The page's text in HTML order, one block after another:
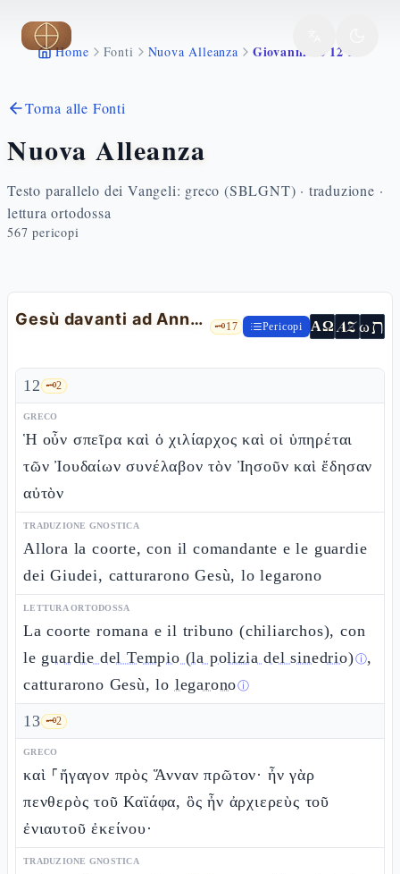
Vai al contenuto principale
Home Fonti Nuova Alleanza Giovanni 18 12 27
Torna alle Fonti
Nuova Alleanza
Testo parallelo dei Vangeli: greco (SBLGNT) · traduzione ·
lettura ortodossa
567 pericopi
Gesù davanti ad Anna e Caifa. Il rinnegamento di Pietro 🗝️17 Pericopi ΑΩ AZωת
12 🗝️2
GRECO
Ἡ οὖν σπεῖρα καὶ ὁ χιλίαρχος καὶ οἱ ὑπηρέται
τῶν Ἰουδαίων συνέλαβον τὸν Ἰησοῦν καὶ ἔδησαν
αὐτὸν
TRADUZIONE GNOSTICA
Allora la coorte, con il comandante e le guardie
dei Giudei, catturarono Gesù, lo legarono
LETTURA ORTODOSSA
La coorte romana e il tribuno (chiliarchos), con
le guardie del Tempio (la polizia del sinedrio)ⓘ,
catturarono Gesù, lo legaronoⓘ
13 🗝️2
GRECO
καὶ ⸀ἤγαγον πρὸς Ἅνναν πρῶτον· ἦν γὰρ
πενθερὸς τοῦ Καϊάφα, ὃς ἦν ἀρχιερεὺς τοῦ
ἐνιαυτοῦ ἐκείνου·
TRADUZIONE GNOSTICA